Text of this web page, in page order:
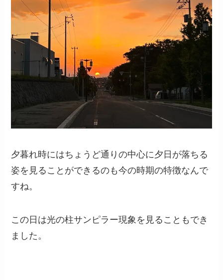
夕暮れ時にはちょうど通りの中心に夕日が落ちる
姿を見ることができるのも今の時期の特徴なんで
すね。
この日は光の柱サンピラー現象を見ることもでき
ました。